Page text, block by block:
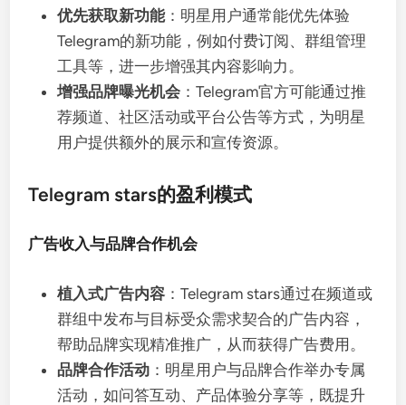
优先获取新功能：明星用户通常能优先体验
Telegram的新功能，例如付费订阅、群组管理
工具等，进一步增强其内容影响力。
增强品牌曝光机会 ：Telegram官方可能通过推
荐频道、社区活动或平台公告等方式，为明星
用户提供额外的展示和宣传资源。
Telegram stars的盈利模式
广告收入与品牌合作机会
植入式广告内容 ：Telegram stars通过在频道或
群组中发布与目标受众需求契合的广告内容，
帮助品牌实现精准推广，从而获得广告费用。
品牌合作活动 ：明星用户与品牌合作举办专属
活动，如问答互动、产品体验分享等，既提升